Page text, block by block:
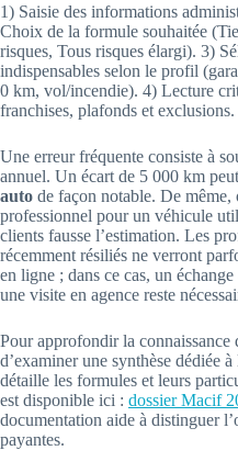
1) Saisie des informations
Choix de la formule souhaitée
risques, Tous risques élargi). 3)
indispensables selon le profil
0 km, vol/incendie). 4) Lecture
franchises, plafonds et exclusions.
Une erreur fréquente consiste à
annuel. Un écart de 5 000 km
auto de façon notable. De même,
professionnel pour un véhicule
clients fausse l’estimation. Les
récemment résiliés ne verront
en ligne ; dans ce cas, un
une visite en agence reste
Pour approfondir la connaissance
d’examiner une synthèse dédiée
détaille les formules et leurs
est disponible ici : dossier Macif
documentation aide à distinguer
payantes.